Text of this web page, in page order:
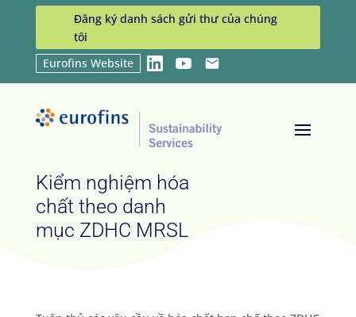
Đăng ký danh sách gửi thư của chúng
tôi
Eurofins Website
LinkedInYouTubeEmail
Home 9 Services
Kiểm nghiệm hóa chất theo
danh mục ZDHC MRSL
Kiểm nghiệm hóa
chất theo danh
mục ZDHC MRSL